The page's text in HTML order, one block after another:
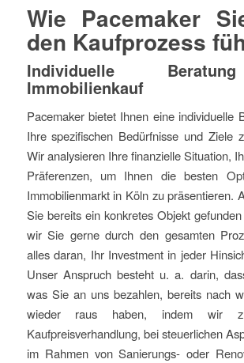
Wie Pacemaker
den Kaufprozess
Individuelle
Immobilienkauf
Pacemaker bietet Ihnen eine individuelle
Ihre spezifischen Bedürfnisse und Ziele
Wir analysieren Ihre finanzielle Situation,
Präferenzen, um Ihnen die besten
Immobilienmarkt in Köln zu präsentieren.
Sie bereits ein konkretes Objekt
wir Sie gerne durch den gesamten
alles daran, Ihr Investment in jeder
Unser Anspruch besteht u. a. darin,
was Sie an uns bezahlen, bereits nach
wieder raus haben, indem
Kaufpreisverhandlung, bei steuerlichen
im Rahmen von Sanierungs- oder